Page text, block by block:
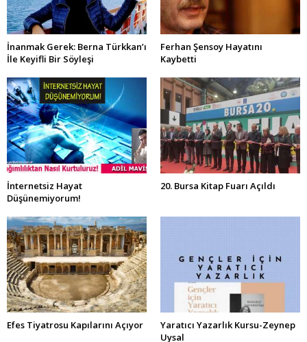
İnanmak Gerek: Berna Türkkan’ı
İle Keyifli Bir Söyleşi
Ferhan Şensoy Hayatını
Kaybetti
İnternetsiz Hayat
Düşünemiyorum!
20. Bursa Kitap Fuarı Açıldı
Efes Tiyatrosu Kapılarını Açıyor
Yaratıcı Yazarlık Kursu-Zeynep
Uysal